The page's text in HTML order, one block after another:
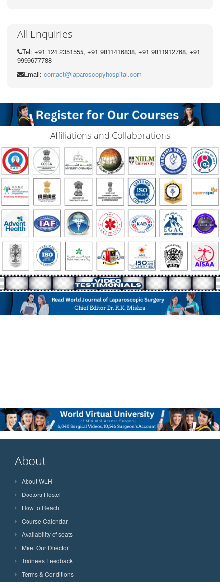
All Enquiries
Tel: +91 124 2351555, +91 9811416838, +91 9811912768, +91
9999677788
Email: contact@laparoscopyhospital.com
Affiliations and Collaborations
About
About WLH
Doctors Hostel
How to Reach
Course Calendar
Availability of seats
Meet Our Director
Trainees Feedback
Terms & Conditions